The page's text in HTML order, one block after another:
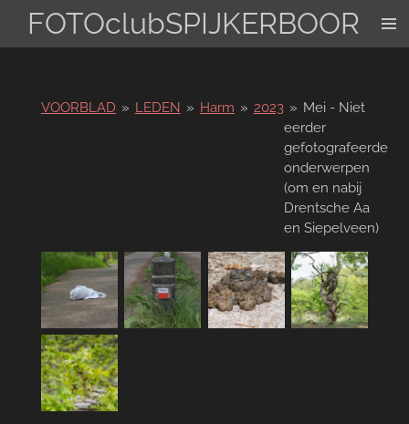
directFOTOclubSPIJKERBOOR
VOORBLAD » LEDEN » Harm » 2023 » Mei - Niet
eerder
gefotografeerde
onderwerpen
(om en nabij
Drentsche Aa
en Siepelveen)